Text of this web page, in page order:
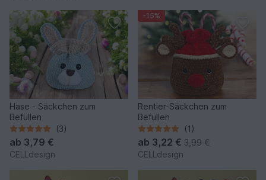
Hase - Säckchen zum
Befüllen
(3)
ab 3,79 €
CELLdesign
-15%
Rentier-Säckchen zum
Befüllen
(1)
ab 3,22 € 3,99 €
CELLdesign